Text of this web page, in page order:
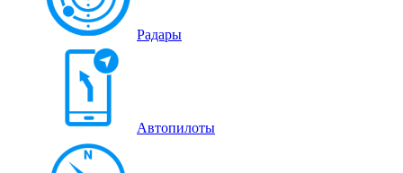
Радары
Автопилоты